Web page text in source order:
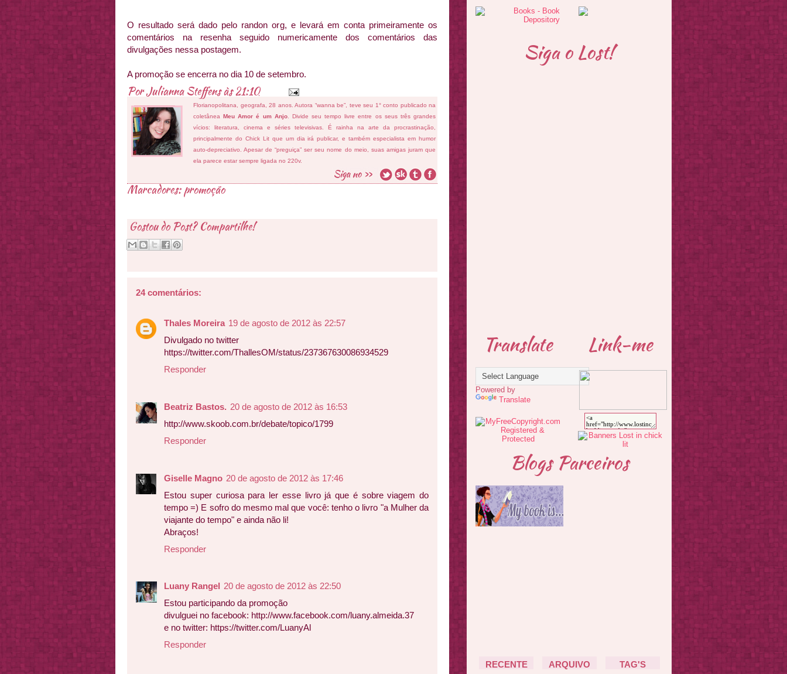
O resultado será dado pelo randon org, e levará em conta primeiramente os
comentários na resenha seguido numericamente dos comentários das
divulgações nessa postagem.
A promoção se encerra no dia 10 de setembro.
PorJulianna Steffensàs21:10
Florianopolitana, geografa, 28 anos. Autora “wanna be”, teve seu 1° conto publicado na
coletâneaMeu Amor é um Anjo. Divide seu tempo livre entre os seus três grandes
vícios: literatura, cinema e séries televisivas. É rainha na arte da procrastinação,
principalmente do Chick Lit que um dia irá publicar, e também especialista em humor
auto-depreciativo. Apesar de “preguiça” ser seu nome do meio, suas amigas juram que
ela parece estar sempre ligada no 220v.
Marcadores:promoção
Gostou do Post? Compartilhe!
24 comentários:
Thales Moreira 19 de agosto de 2012 às 22:57
Divulgado no twitter
https://twitter.com/ThallesOM/status/237367630086934529
Responder
Beatriz Bastos. 20 de agosto de 2012 às 16:53
http://www.skoob.com.br/debate/topico/1799
Responder
Giselle Magno 20 de agosto de 2012 às 17:46
Estou super curiosa para ler esse livro já que é sobre viagem do
tempo =) E sofro do mesmo mal que você: tenho o livro "a Mulher da
viajante do tempo" e ainda não li!
Abraços!
Responder
Luany Rangel 20 de agosto de 2012 às 22:50
Estou participando da promoção
divulguei no facebook: http://www.facebook.com/luany.almeida.37
e no twitter: https://twitter.com/LuanyAl
Responder
Siga o Lost!
Translate
Powered by
Translate
Link-me
Blogs Parceiros
RECENTE ARQUIVO TAG'S